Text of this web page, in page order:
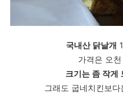
국내산 닭날개
가격은 오
크기는 좀 작게
그래도 굽네치킨보